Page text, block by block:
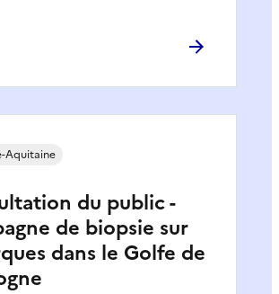
du public -
de biopsie sur
dans le Golfe de
Aquitaine